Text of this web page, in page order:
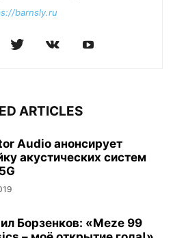
barnsly.ru
ARTICLES
Audio анонсирует
акустических систем
Борзенков: «Meze 99